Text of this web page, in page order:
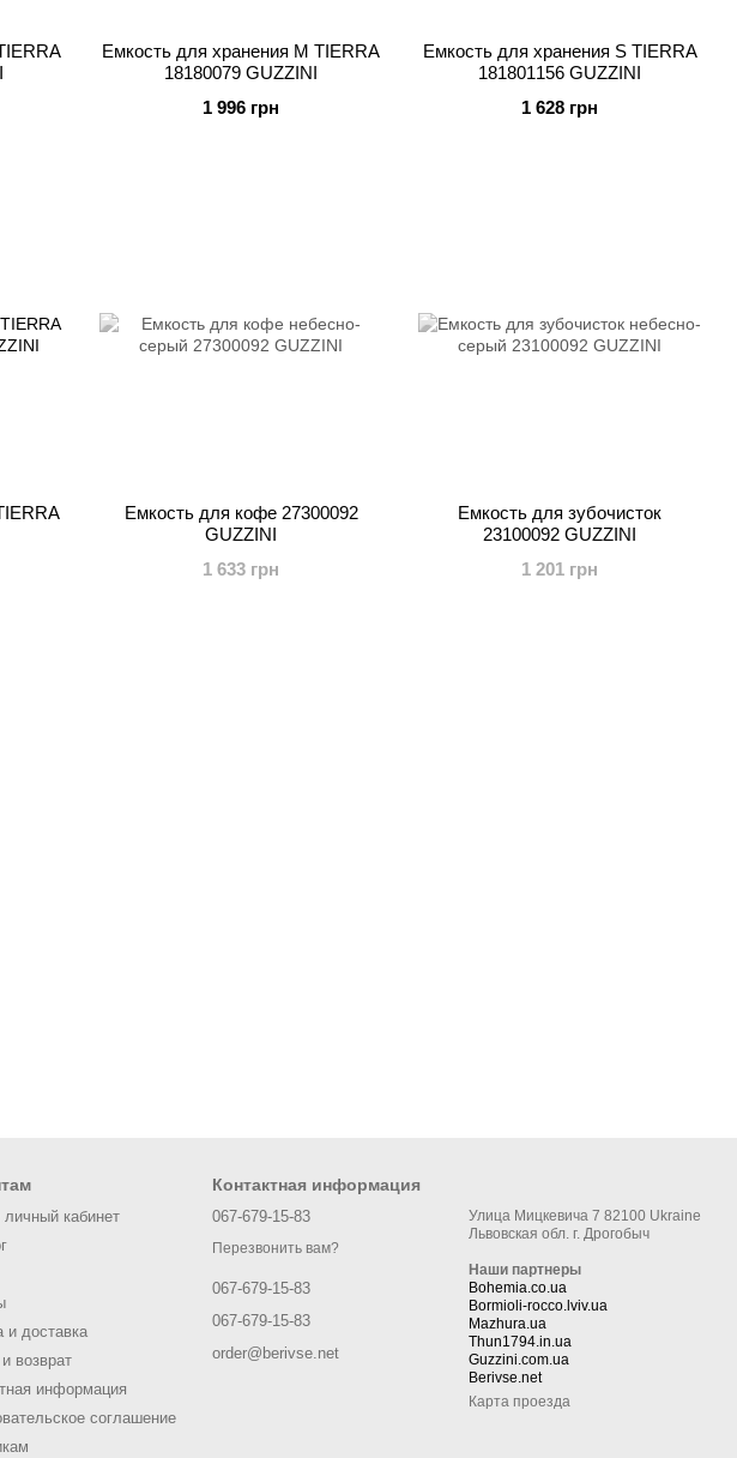
Емкость для хранения M TIERRA
18180079 GUZZINI
1 996 грн
Емкость для хранения S TIERRA
181801156 GUZZINI
1 628 грн
Емкость для кофе 27300092
GUZZINI
1 633 грн
Емкость для зубочисток
23100092 GUZZINI
1 201 грн
личный кабинет
и доставка
возврат
информация
соглашение
Контактная информация
067-679-15-83
Перезвонить вам?
067-679-15-83
067-679-15-83
order@berivse.net
Улица Мицкевича 7 82100 Ukraine
Львовская обл. г. Дрогобыч
Наши партнеры
Bohemia.co.ua
Bormioli-rocco.lviv.ua
Mazhura.ua
Thun1794.in.ua
Guzzini.com.ua
Berivse.net
Карта проезда